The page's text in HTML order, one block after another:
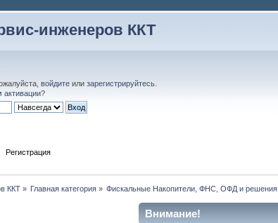
инженеров ККТ
войдитеили зарегистрируйтесь.
активации?
Регистрация
ККТ» Главная категория » Фискальные Накопители, ФНС, ОФД и решения
Внимание!